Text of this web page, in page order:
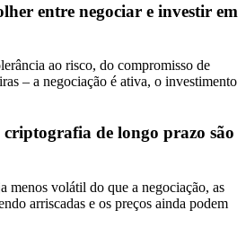
entre negociar e investir em
ao risco, do compromisso de
– a negociação é ativa, o investimento
criptografia de longo prazo são
menos volátil do que a negociação, as
arriscadas e os preços ainda podem